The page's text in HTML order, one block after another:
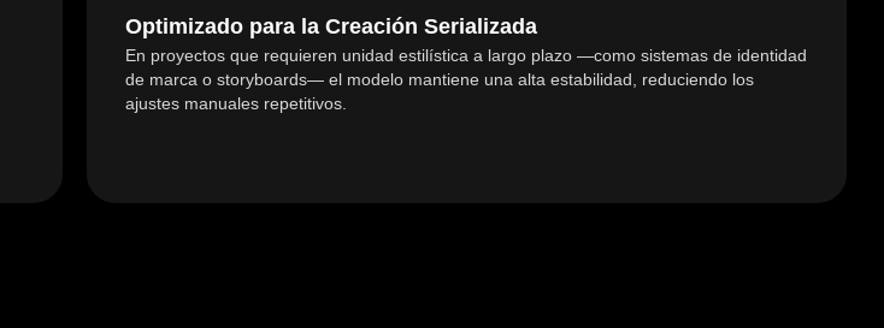
Optimizado para la Creación Serializada
En proyectos que requieren unidad estilística a largo plazo —como sistemas de identidad
de marca o storyboards— el modelo mantiene una alta estabilidad, reduciendo los
ajustes manuales repetitivos.